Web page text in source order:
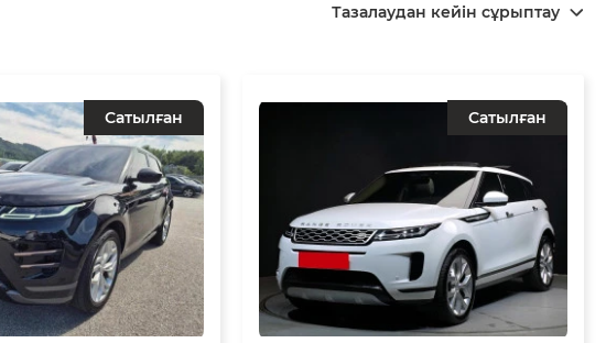
Тазалаудан кейін сұрыптау
Сатылған Сатылған